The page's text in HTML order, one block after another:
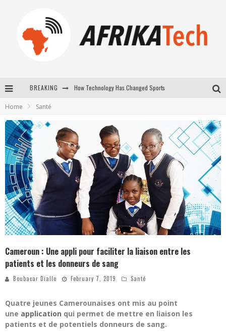
BREAKING How Technology Has Changed Sports
La Révolution Silencieuse : Quand Les Entrepreneurs Africains Décident de ne Plus se Taire
New to online sports betting? Consider These Tips to Play Your First Online Sports Betting Successfully
Home Santé
Cameroun : Une appli pour faciliter la liaison entre les
patients et les donneurs de sang
Boubacar Diallo February 7, 2019 Santé
Quatre jeunes Camerounaises ont mis au point
une application qui permet de mettre en liaison les
patients et de potentiels donneurs de sang.